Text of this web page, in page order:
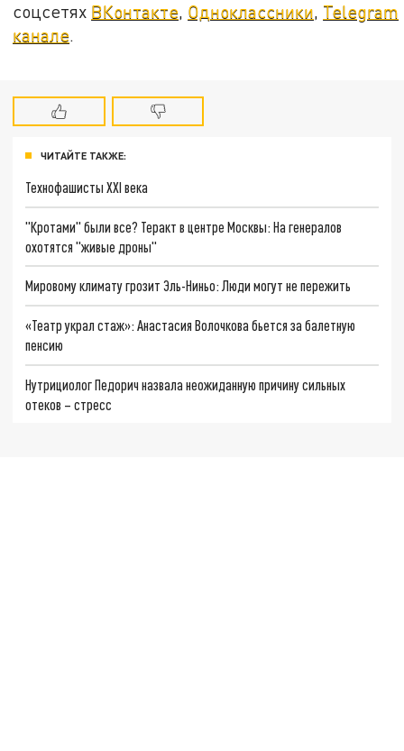
соцсетях ВКонтакте, Одноклассники, Telegram
канале.
ЧИТАЙТЕ ТАКЖЕ:
Технофашисты XXI века
"Кротами" были все? Теракт в центре Москвы: На генералов
охотятся "живые дроны"
Мировому климату грозит Эль-Ниньо: Люди могут не пережить
«Театр украл стаж»: Анастасия Волочкова бьется за балетную
пенсию
Нутрициолог Педорич назвала неожиданную причину сильных
отеков – стресс